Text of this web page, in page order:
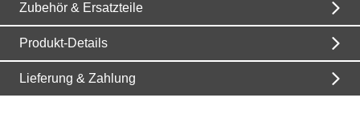
Zubehör & Ersatzteile
Produkt-Details
Lieferung & Zahlung